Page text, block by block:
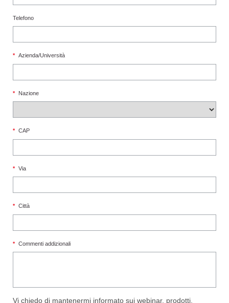
Telefono
* Azienda/Università
* Nazione
* CAP
* Via
* Città
* Commenti addizionali
Vi chiedo di mantenermi informato sui webinar, prodotti,